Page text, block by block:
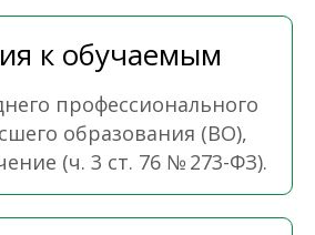
к обучаемым
профессионального
образования (ВО),
(ч. 3 ст. 76 № 273-ФЗ).